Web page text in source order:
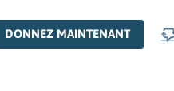
DONNEZ MAINTENANT